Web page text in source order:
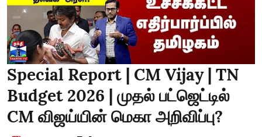
Special Report | CM Vijay | TN
Budget 2026 | முதல் பட்ஜெட்டில்
CM விஜய்யின் மெகா அறிவிப்பு?